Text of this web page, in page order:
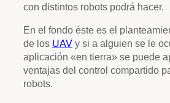
con distintos robots podrá hacer.
En el fondo éste es el
de los UAV y si a alguien se le
aplicación «en tierra» se puede
ventajas del control compartido
robots.